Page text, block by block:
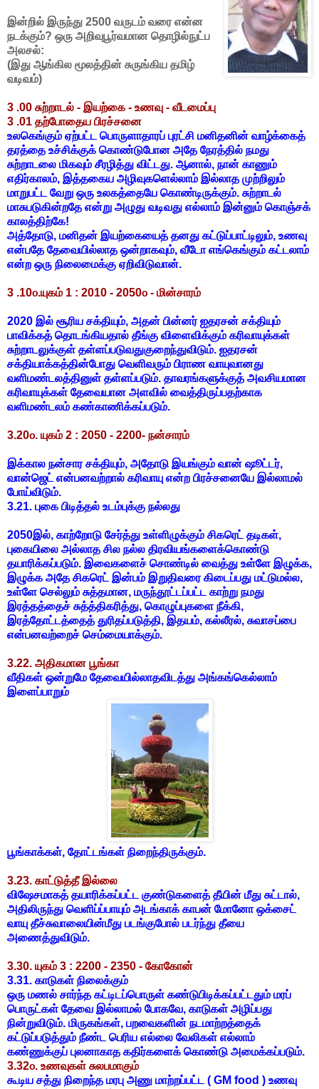
இன்றில் இருந்து 2500 வருடம் வரை என்ன
நடக்கும்? ஒரு அறிவுபூர்வமான தொழில்நுட்ப
அலசல்:
(இது ஆங்கில மூலத்தின் சுருங்கிய தமிழ்
வடிவம்)
3 .00 சுற்றாடல் - இயற்கை - உணவு - வீடமைப்பு
3 .01 தற்போதைய பிரச்சனை
உலகெங்கும் ஏற்பட்ட பொருளாதாரப் புரட்சி மனிதனின் வாழ்க்கைத்
தரத்தை உச்சிக்குக் கொண்டுபோன அதே நேரத்தில் நமது
சுற்றாடலை மிகவும் சீரழித்து விட்டது. ஆனால், நான் காணும்
எதிர்காலம், இத்தகைய அழிவுகளெல்லாம் இல்லாத முற்றிலும்
மாறுபட்ட வேறு ஒரு உலகத்தையே கொண்டிருக்கும். சுற்றாடல்
மாசுபடுகின்றதே என்று அழுது வடிவது எல்லாம் இன்னும் கொஞ்சக்
காலத்திற்கே!
அத்தோடு, மனிதன் இயற்கையைத் தனது கட்டுப்பாட்டிலும், உணவு
என்பதே தேவையில்லாத ஒன்றாகவும், வீடோ எங்கெங்கும் கட்டலாம்
என்ற ஒரு நிலைமைக்கு ஏறிவிடுவான்.
3 .10௦.யுகம் 1 : 2010 - 2050௦ - மின்சாரம்
2020 இல் சூரிய சக்தியும், அதன் பின்னர் ஐதரசன் சக்தியும்
பாவிக்கத் தொடங்கியதால் தீங்கு விளைவிக்கும் கரிவாயுக்கள்
சுற்றாடலுக்குள் தள்ளப்படுவதுகுறைந்துவிடும். ஐதரசன்
சக்தியாக்கத்தின்போது வெளிவரும் பிராண வாயுவானது
வளிமண்டலத்தினுள் தள்ளப்படும். தாவரங்களுக்குத் அவசியமான
கரிவாயுக்கள் தேவையான அளவில் வைத்திருப்பதற்காக
வளிமண்டலம் கண்காணிக்கப்படும்.
3.20௦. யுகம் 2 : 2050 - 2200- நன்சாரம்
இக்கால நன்சார சக்தியும், அதோடு இயங்கும் வான் ஷூட்டர்,
வான்ஜெட் என்பனவற்றால் கரிவாயு என்ற பிரச்சனையே இல்லாமல்
போய்விடும்.
3.21. புகை பிடித்தல் உடம்புக்கு நல்லது
2050இல், காற்றோடு சேர்த்து உள்ளிழுக்கும் சிகரெட் தடிகள்,
புகையிலை அல்லாத சில நல்ல திரவியங்களைக்கொண்டு
தயாரிக்கப்படும். இவைகளைச் சொண்டில் வைத்து உள்ளே இழுக்க,
இழுக்க அதே சிகரெட் இன்பம் இறுதிவரை கிடைப்பது மட்டுமல்ல,
உள்ளே செல்லும் சுத்தமான, மருந்தூட்டப்பட்ட காற்று நமது
இரத்தத்தைச் சுத்த்திகரித்து, கொழுப்புகளை நீக்கி,
இரத்தோட்டத்தைத் துரிதப்படுத்தி, இதயம், கல்லீரல், சுவாசப்பை
என்பனவற்றைச் செம்மையாக்கும்.
3.22. அதிகமான பூங்கா
வீதிகள் ஒன்றுமே தேவையில்லாதவிடத்து அங்கங்கெல்லாம்
இளைப்பாறும்
பூங்காக்கள், தோட்டங்கள் நிறைந்திருக்கும்.
3.23. காட்டுத்தீ இல்லை
விஷேசமாகத் தயாரிக்கப்பட்ட குண்டுகளைத் தீயின் மீது சுட்டால்,
அதிலிருந்து வெளிப்ப்பாயும் அடங்காக் காபன் மோனோ ஒக்சைட்
வாயு தீச்சுவாலையின்மீது படங்குபோல் படர்ந்து தீயை
அணைத்துவிடும்.
3.30. யுகம் 3 : 2200 - 2350 - கோகோன்
3.31. காடுகள் நிலைக்கும்
ஒரு மணல் சார்ந்த கட்டிடப்பொருள் கண்டுபிடிக்கப்பட்டதும் மரப்
பொருட்கள் தேவை இல்லாமல் போகவே, காடுகள் அழிப்பது
நின்றுவிடும். மிருகங்கள், பறவைகளின் நடமாற்றத்தைக்
கட்டுப்படுத்தும் நீண்ட பெரிய எல்லை வேலிகள் எல்லாம்
கண்ணுக்குப் புலனாகாத கதிர்களைக் கொண்டு அமைக்கப்படும்.
3.32௦. உணவுகள் சுலபமாகும்
கூடிய சத்து நிறைந்த மரபு அணு மாற்றப்பட்ட ( GM food ) உணவு